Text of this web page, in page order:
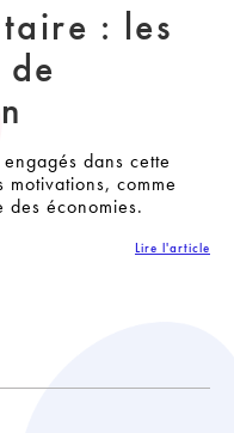
: les
dans cette
comme
économies.
Lire l'article